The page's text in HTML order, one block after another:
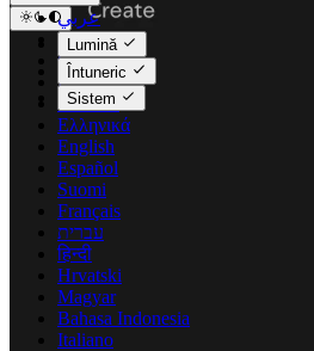
عربي
Català
Čeština
Dansk
Deutsch
Ελληνικά
English
Español
Suomi
Français
עברית
हिन्दी
Hrvatski
Magyar
Bahasa Indonesia
Italiano
Lumină
Întuneric
Sistem